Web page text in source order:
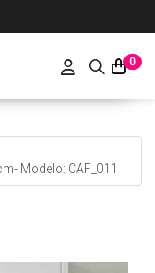
0
Modelo: CAF_011